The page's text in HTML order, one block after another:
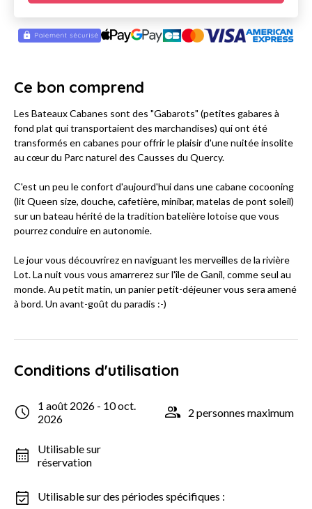
Ce bon comprend
Les Bateaux Cabanes sont des "Gabarots" (petites gabares à
fond plat qui transportaient des marchandises) qui ont été
transformés en cabanes pour offrir le plaisir d'une nuitée insolite
au cœur du Parc naturel des Causses du Quercy.
C'est un peu le confort d'aujourd'hui dans une cabane cocooning
(lit Queen size, douche, cafetière, minibar, matelas de pont soleil)
sur un bateau hérité de la tradition batelière lotoise que vous
pourrez conduire en autonomie.
Le jour vous découvrirez en naviguant les merveilles de la rivière
Lot. La nuit vous vous amarrerez sur l'île de Ganil, comme seul au
monde. Au petit matin, un panier petit-déjeuner vous sera amené
à bord. Un avant-goût du paradis :-)
Conditions d'utilisation
1 août 2026 - 10 oct.
2026
2 personnes maximum
Utilisable sur
réservation
Utilisable sur des périodes spécifiques :